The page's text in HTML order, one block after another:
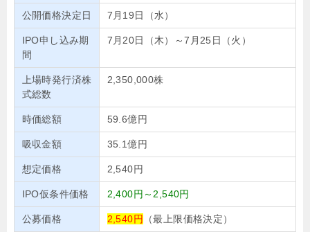
公開価格決定日 7月19日（水）
IPO申し込み期
間
7月20日（木）～7月25日（火）
上場時発行済株
式総数
2,350,000株
時価総額 59.6億円
吸収金額 35.1億円
想定価格 2,540円
IPO仮条件価格 2,400円～2,540円
公募価格 2,540円 （最上限価格決定）